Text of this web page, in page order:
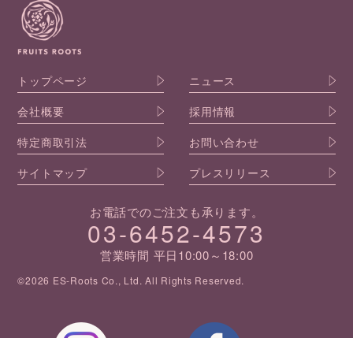
トップページ
ニュース
会社概要
採用情報
特定商取引法
お問い合わせ
サイトマップ
プレスリリース
お電話でのご注文も承ります。
03-6452-4573
営業時間 平日10:00～18:00
©2026 ES-Roots Co., Ltd. All Rights Reserved.